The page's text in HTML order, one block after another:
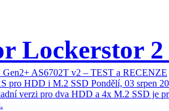
Lockerstor
Gen2+ AS6702T v2 – TEST a RECENZE
pro HDD i M.2 SSD Pondělí, 03 srpen
verzi pro dva HDD a 4x M.2 SSD je